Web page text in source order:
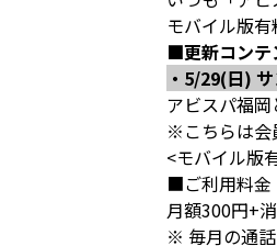
モバイル版
■更新コンテ
・5/29(日)
アビスパ福
※こちらは会
<モバイル版
■ご利用料金
月額300円+
※ 毎月の通